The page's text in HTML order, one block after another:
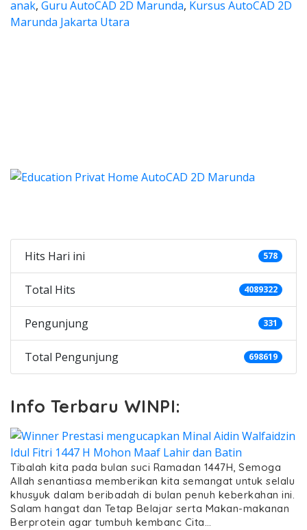
anak, Guru AutoCAD 2D Marunda, Kursus AutoCAD 2D
Marunda Jakarta Utara
Hits Hari ini 578
Total Hits 4089322
Pengunjung 331
Total Pengunjung 698619
Info Terbaru WINPI:
Tibalah kita pada bulan suci Ramadan 1447H, Semoga
Allah senantiasa memberikan kita semangat untuk selalu
khusyuk dalam beribadah di bulan penuh keberkahan ini.
Salam hangat dan Tetap Belajar serta Makan-makanan
Berprotein agar tumbuh kembanc Cita…